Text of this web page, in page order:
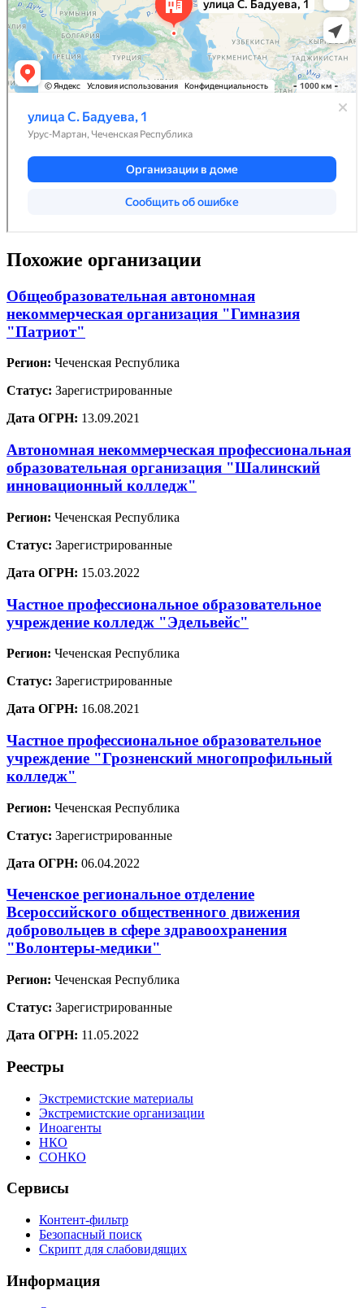
Похожие организации
Общеобразовательная автономная
некоммерческая организация "Гимназия
"Патриот"
Регион: Чеченская Республика
Статус: Зарегистрированные
Дата ОГРН: 13.09.2021
Автономная некоммерческая профессиональная
образовательная организация "Шалинский
инновационный колледж"
Регион: Чеченская Республика
Статус: Зарегистрированные
Дата ОГРН: 15.03.2022
Частное профессиональное образовательное
учреждение колледж "Эдельвейс"
Регион: Чеченская Республика
Статус: Зарегистрированные
Дата ОГРН: 16.08.2021
Частное профессиональное образовательное
учреждение "Грозненский многопрофильный
колледж"
Регион: Чеченская Республика
Статус: Зарегистрированные
Дата ОГРН: 06.04.2022
Чеченское региональное отделение
Всероссийского общественного движения
добровольцев в сфере здравоохранения
"Волонтеры-медики"
Регион: Чеченская Республика
Статус: Зарегистрированные
Дата ОГРН: 11.05.2022
Реестры
Экстремистские материалы
Экстремистские организации
Иноагенты
НКО
СОНКО
Сервисы
Контент-фильтр
Безопасный поиск
Скрипт для слабовидящих
Информация